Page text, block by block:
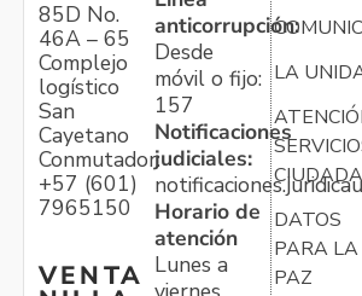
85D No.
46A – 65
Complejo
logístico
San
Cayetano
Conmutador:
+57 (601)
7965150
VENTA
anticorrupción:
Desde
móvil o fijo:
157
Notificaciones
judiciales:
Horario de
atención
Lunes a
LA
DATOS
PARA LA
PAZ